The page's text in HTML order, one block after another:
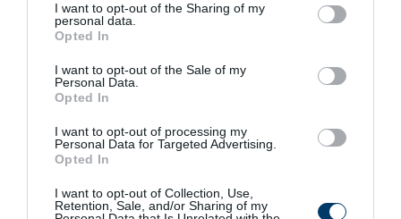
not limited to your visit or usage behaviour. You may click to
grant or deny consent to Google and its third-party tags to
use your data for below specified purposes in below Google
consent section.
I want to opt-out of the Sharing of my
personal data.
Opted In
I want to opt-out of the Sale of my
Personal Data.
Opted In
I want to opt-out of processing my
Personal Data for Targeted Advertising.
Opted In
I want to opt-out of Collection, Use,
Retention, Sale, and/or Sharing of my
5 h 31 min